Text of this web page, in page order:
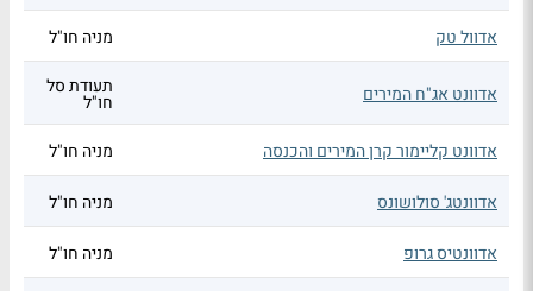
אדוול טק מניה חו"ל
אדוונט אג"ח המירים תעודת סל
חו"ל
אדוונט קליימור קרן המירים והכנסה
מניה חו"ל
אדוונטג' סולושונס מניה חו"ל
אדוונטיס גרופ מניה חו"ל